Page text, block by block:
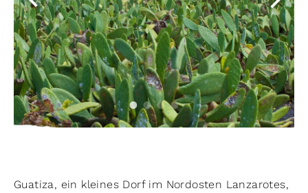
Guatiza, ein kleines Dorf im Nordosten Lanzarotes,